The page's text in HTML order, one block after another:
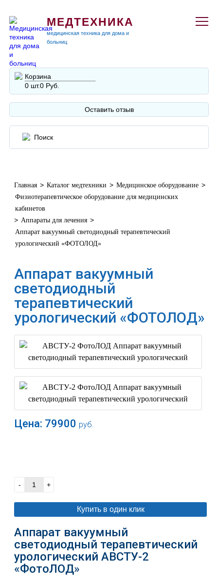
МЕДТЕХНИКА
медицинская техника для дома и
больниц
Корзина
0 шт.0 Руб.
Оставить отзыв
Главная > Каталог медтехники > Медицинское оборудование >
Физиотерапевтическое оборудование для медицинских
кабинетов
> Аппараты для лечения >
Аппарат вакуумный светодиодный терапевтический
урологический «ФОТОЛОД»
Аппарат вакуумный
светодиодный
терапевтический
урологический «ФОТОЛОД»
Цена: 79900 руб.
- +
Купить в один клик
Аппарат вакуумный
светодиодный терапевтический
урологический АВСТУ-2
«ФотоЛОД»